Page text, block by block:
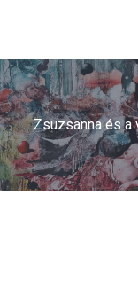
Zsuzsanna és a